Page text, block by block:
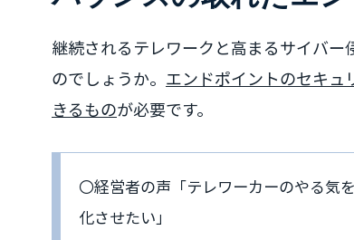
継続されるテレワークと高まるサイバ
のでしょうか。 エンドポイントのセキ
きるものが必要です。
〇経営者の声「テレワーカーのやる気
化させたい」